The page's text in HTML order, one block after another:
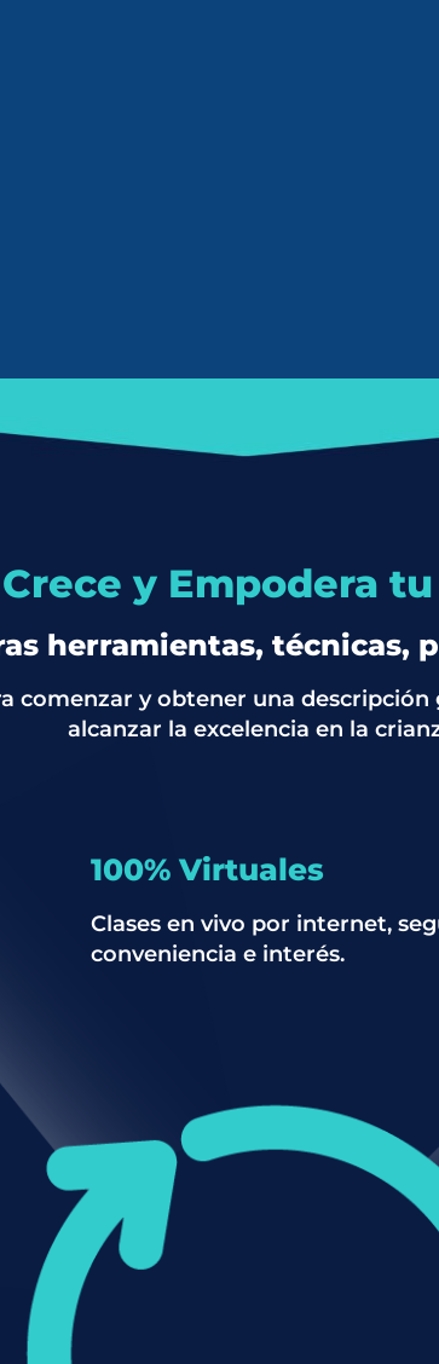
y Empodera
herramientas, técnicas,
comenzar y obtener una
alcanzar la excelencia en la
100% Virtuales
Clases en vivo por internet,
conveniencia e interés.